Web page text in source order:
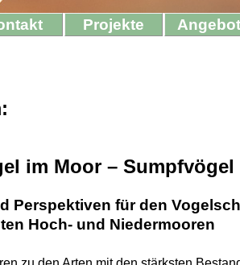
im Moor –
Perspektiven für den
Hoch- und Niedermooren
Projekte